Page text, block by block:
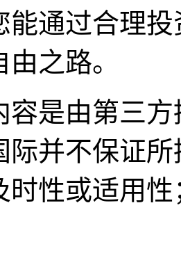
能通过合理
之路。
容是由第三
际并不保证
时性或适用